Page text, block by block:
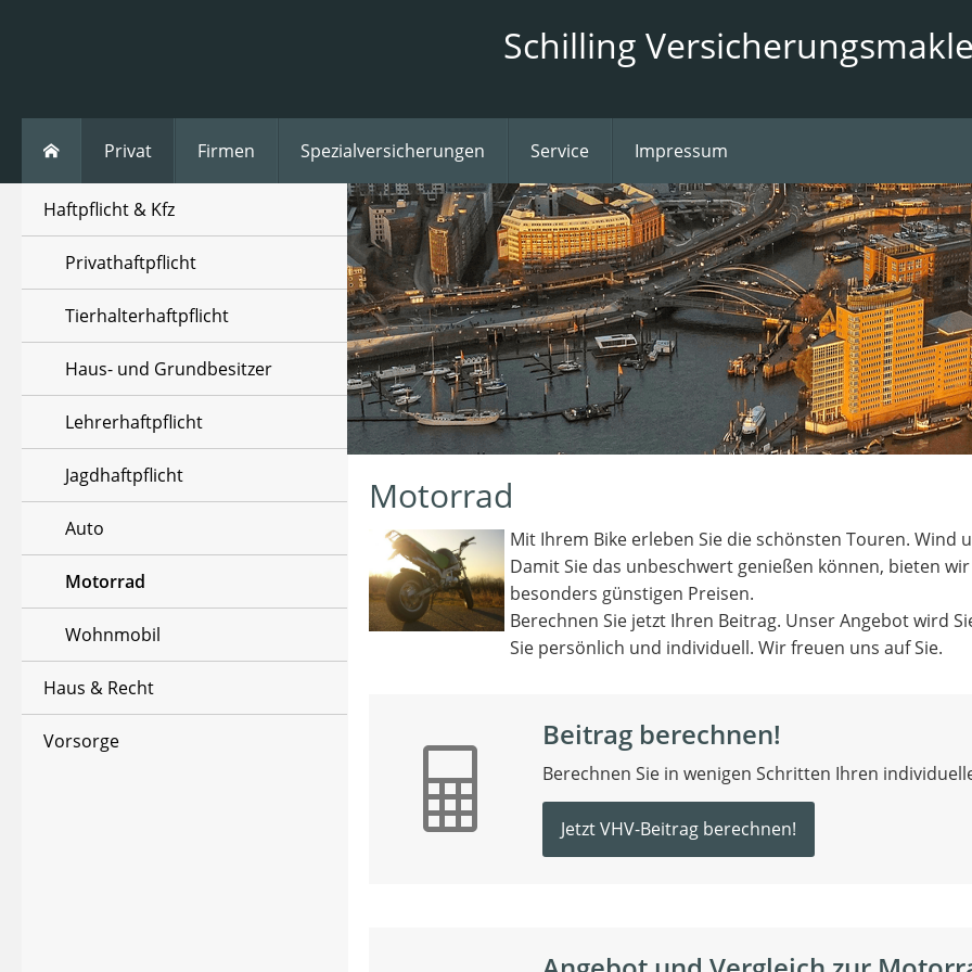
Privat
Haftpflicht & Kfz
Privathaftpflicht
Tierhalterhaftpflicht
Haus- und Grundbesitzer
Lehrerhaftpflicht
Jagdhaftpflicht
Auto
Motorrad
Wohnmobil
Haus & Recht
Vorsorge
Firmen Spezialversicherungen Service Impressum
Schilling
Motorrad
Mit Ihrem Bike erleben Sie die schönsten Touren. Wind
Damit Sie das unbeschwert genießen können, bieten
besonders günstigen Preisen.
Berechnen Sie jetzt Ihren Beitrag. Unser Angebot wird
Sie persönlich und individuell. Wir freuen uns auf Sie.
Beitrag berechnen!
Berechnen Sie in wenigen Schritten Ihren
Jetzt VHV-Beitrag berechnen!